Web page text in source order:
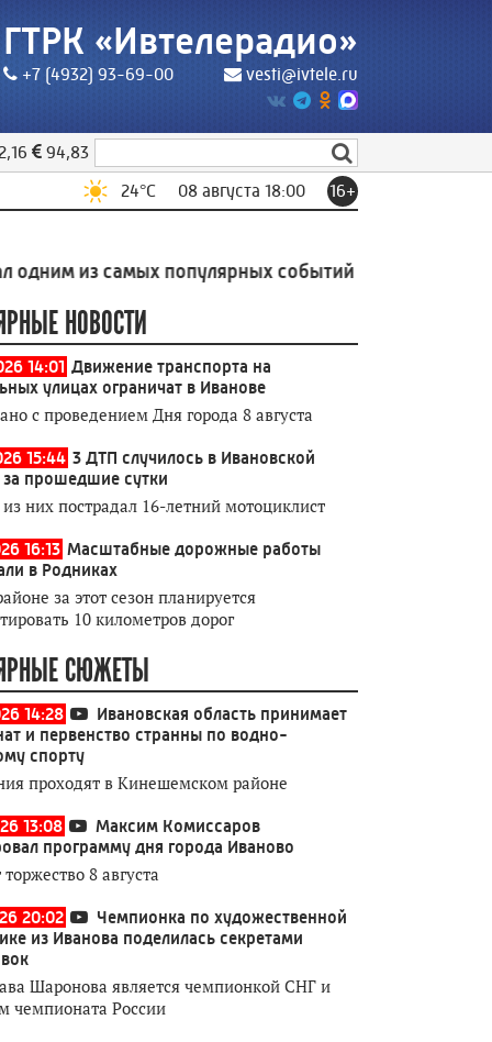
ГТРК «Ивтелерадио»
+7 (4932) 93-69-00 vesti@ivtele.ru
94,83
24°C 08 августа 18:00 16+
самых популярных событий на Дне города в
НОВОСТИ
14:01 Движение транспорта на
улицах ограничат в Иванове
с проведением Дня города 8 августа
15:44 3 ДТП случилось в Ивановской
за прошедшие сутки
них пострадал 16-летний мотоциклист
16:13 Масштабные дорожные работы
в Родниках
за этот сезон планируется
10 километров дорог
СЮЖЕТЫ
14:28
Ивановская область принимает
и первенство странны по водно-
спорту
проходят в Кинешемском районе
13:08
Максим Комиссаров
программу дня города Иваново
8 августа
20:02
Чемпионка по художественной
из Иванова поделилась секретами
Шаронова является чемпионкой СНГ и
чемпионата России